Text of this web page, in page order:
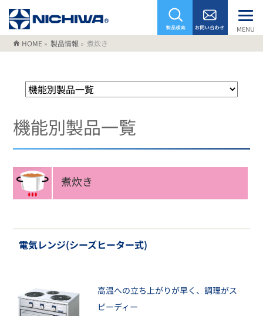
MENU
HOME » 製品情報 » 煮炊き
機能別製品一覧
煮炊き
電気レンジ(シーズヒーター式)
高温への立ち上がりが早く、調理がス
ピーディー